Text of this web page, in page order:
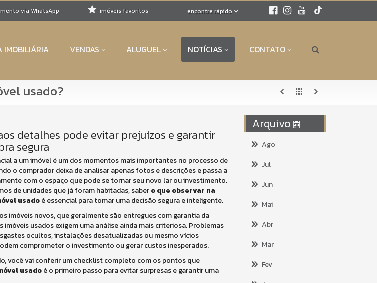
via WhatsApp encontre rápido
imóveis favoritos
IMOBILIÁRIA VENDAS ALUGUEL NOTÍCIAS CONTATO
usado?
detalhes pode evitar prejuízos e garantir
segura
a um imóvel é um dos momentos mais importantes no processo de
o comprador deixa de analisar apenas fotos e descrições e passa a
com o espaço que pode se tornar seu novo lar ou investimento.
de unidades que já foram habitadas, sabero que observar na
usadoé essencial para tomar uma decisão segura e inteligente.
imóveis novos, que geralmente são entregues com garantia da
imóveis usados exigem uma análise ainda mais criteriosa. Problemas
ocultos, instalações desatualizadas ou mesmo vícios
comprometer o investimento ou gerar custos inesperados.
você vai conferir um checklist completo com os pontos que
usadoé o primeiro passo para evitar surpresas e garantir uma
Arquivo
Ago
Jul
Jun
Mai
Abr
Mar
Fev